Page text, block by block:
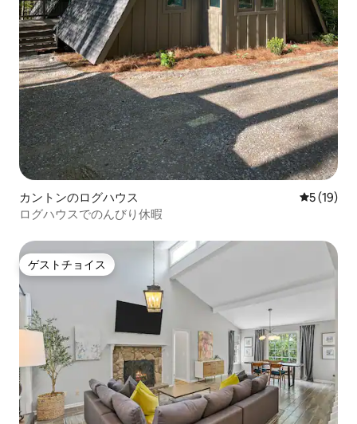
カントンのログハウス レビュー
5 (19)
ログハウスでのんびり休暇
ゲストチョイス
ゲストチョイス